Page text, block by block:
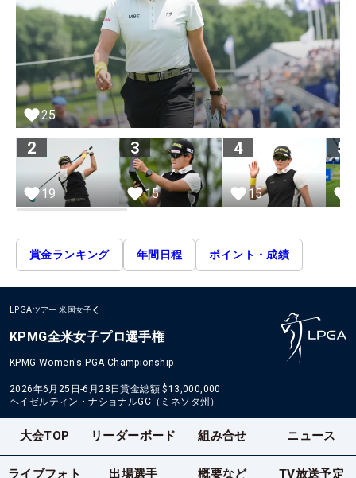
25
2
19
3
15
4
15
5
賞金ランキング 年間日程 ポイント・成績
LPGAツアー 米国女子
KPMG全米女子プロ選手権
KPMG Women's PGA Championship
2026年6月25日-6月28日賞金総額 $13,000,000
ヘイゼルティン・ナショナルGC（ミネソタ州）
大会TOP リーダーボード 組み合せ ニュース
ライブフォト 出場選手 概要など TV放送予定